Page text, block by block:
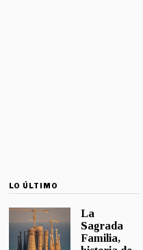
LO ÚLTIMO
La
Sagrada
Familia,